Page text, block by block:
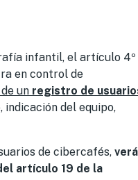
infantil, el artículo 4º
en control de
un registro de
indicación del equipo,
de cibercafés,
artículo 19 de la